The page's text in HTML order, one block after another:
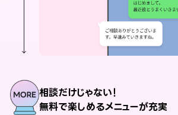
相談だけじゃない！
無料で楽しめるメニューが充実